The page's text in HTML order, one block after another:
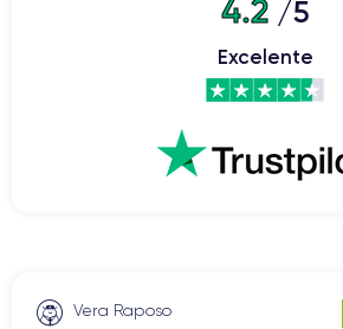
4.2/5
Excelente
Vera Raposo